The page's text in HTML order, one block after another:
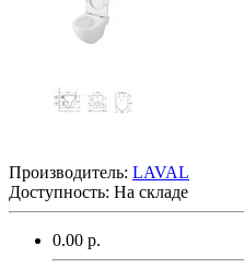
Производитель: LAVAL
Доступность: На складе
0.00 р.